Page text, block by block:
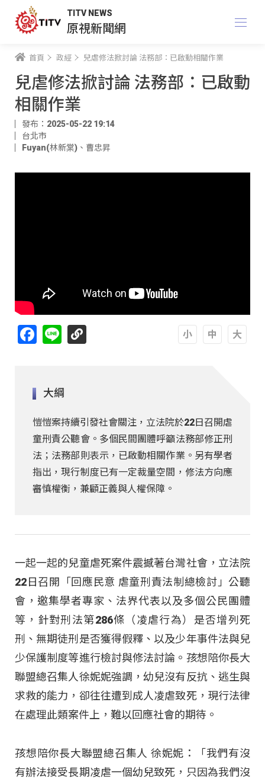
TITV NEWS
原視新聞網
首頁 政經 兒虐修法掀討論 法務部：已啟動相關作業
兒虐修法掀討論 法務部：已啟動
相關作業
發布：2025-05-22 19:14
台北市
Fuyan(林新棠) 、 曹忠昇
Facebook
Line
大綱
愷愷案持續引發社會關注，立法院於22日召開虐
童刑責公聽會。多個民間團體呼籲法務部修正刑
法；法務部則表示，已啟動相關作業。另有學者
指出，現行制度已有一定裁量空間，修法方向應
審慎權衡，兼顧正義與人權保障。
一起一起的兒童虐死案件震撼著台灣社會，立法院
22日召開「回應民意 虐童刑責法制總檢討」公聽
會，邀集學者專家、法界代表以及多個公民團體
等，針對刑法第286條（凌虐行為）是否增列死
刑、無期徒刑是否獲得假釋、以及少年事件法與兒
少保護制度等進行檢討與修法討論。孩想陪你長大
聯盟總召集人徐妮妮強調，幼兒沒有反抗、逃生與
求救的能力，卻往往遭到成人凌虐致死，現行法律
在處理此類案件上，難以回應社會的期待。
孩想陪你長大聯盟總召集人 徐妮妮：「我們有沒
有辦法接受長期凌虐一個幼兒致死，只因為我們沒